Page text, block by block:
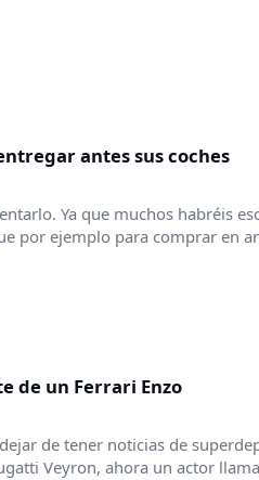
antes sus coches
Ya que muchos habréis
por ejemplo para comprar en
de un Ferrari Enzo
de tener noticias de
Veyron, ahora un actor